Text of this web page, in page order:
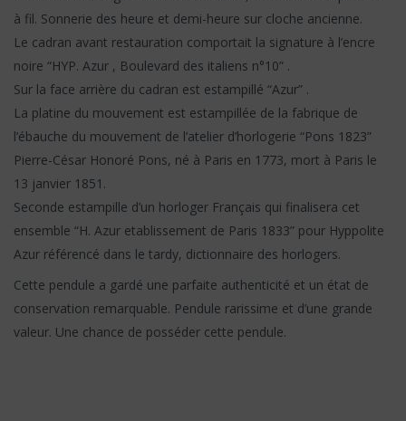
à fil. Sonnerie des heure et demi-heure sur cloche ancienne.
Le cadran avant restauration comportait la signature à l’encre
noire “HYP. Azur , Boulevard des italiens n°10” .
Sur la face arrière du cadran est estampillé “Azur” .
La platine du mouvement est estampillée de la fabrique de
l’ébauche du mouvement de l’atelier d’horlogerie “Pons 1823”
Pierre-César Honoré Pons, né à Paris en 1773, mort à Paris le
13 janvier 1851.
Seconde estampille d’un horloger Français qui finalisera cet
ensemble “H. Azur etablissement de Paris 1833” pour Hyppolite
Azur référencé dans le tardy, dictionnaire des horlogers.
Cette pendule a gardé une parfaite authenticité et un état de
conservation remarquable. Pendule rarissime et d’une grande
valeur. Une chance de posséder cette pendule.